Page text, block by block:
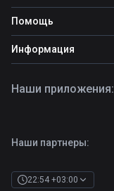
Топ ставок
Прогнозы на футбол
Фрибеты
Фрибет Ubet
Фрибет Фонбет
Фрибет Олимпбет
Помощь
Школа ставок
Вопросы и ответы
Информация
Правила
Наши партнеры:
22:54 +03:00
Наши приложения: